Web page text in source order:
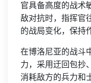
官具备高度的战术
敌对抗时，指挥官
的战局变化，保持
在博洛尼亚的战斗
力，采用迂回包抄
消耗敌方的兵力和